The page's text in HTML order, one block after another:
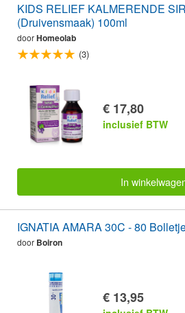
KIDS RELIEF KALMERENDE
(Druivensmaak) 100ml
doorHomeolab
(3)
€ 17,80
inclusief BTW
In
IGNATIA AMARA 30C - 80
door Boiron
€ 13,95